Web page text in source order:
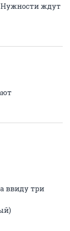
Нужности ждут
ввиду три